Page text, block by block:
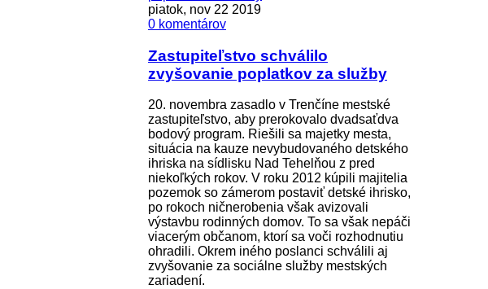
piatok, nov 22 2019
0 komentárov
Zastupiteľstvo schválilo
zvyšovanie poplatkov za služby
20. novembra zasadlo v Trenčíne mestské
zastupiteľstvo, aby prerokovalo dvadsaťdva
bodový program. Riešili sa majetky mesta,
situácia na kauze nevybudovaného detského
ihriska na sídlisku Nad Tehelňou z pred
niekoľkých rokov. V roku 2012 kúpili majitelia
pozemok so zámerom postaviť detské ihrisko,
po rokoch ničnerobenia však avizovali
výstavbu rodinných domov. To sa však nepáči
viacerým občanom, ktorí sa voči rozhodnutiu
ohradili. Okrem iného poslanci schválili aj
zvyšovanie za sociálne služby mestských
zariadení.